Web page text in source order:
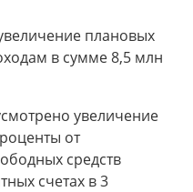
плановых
в сумме 8,5 млн
увеличение
от
средств
счетах в 3